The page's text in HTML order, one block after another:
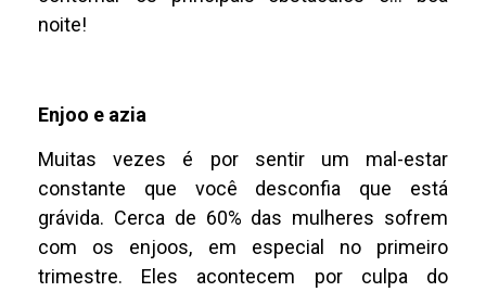
noite!
Enjoo e azia
Muitas vezes é por sentir um mal-estar
constante que você desconfia que está
grávida. Cerca de 60% das mulheres sofrem
com os enjoos, em especial no primeiro
trimestre. Eles acontecem por culpa do